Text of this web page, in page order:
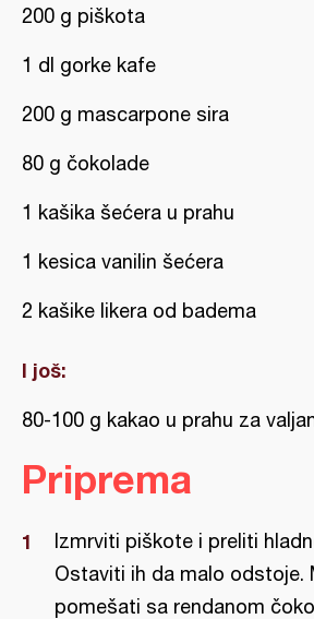
200 g piškota
1 dl gorke kafe
200 g mascarpone sira
80 g čokolade
1 kašika šećera u prahu
1 kesica vanilin šećera
2 kašike likera od badema
I još:
80-100 g kakao u prahu za
Priprema
Izmrviti piškote i preliti
Ostaviti ih da malo odstoje.
pomešati sa rendanom